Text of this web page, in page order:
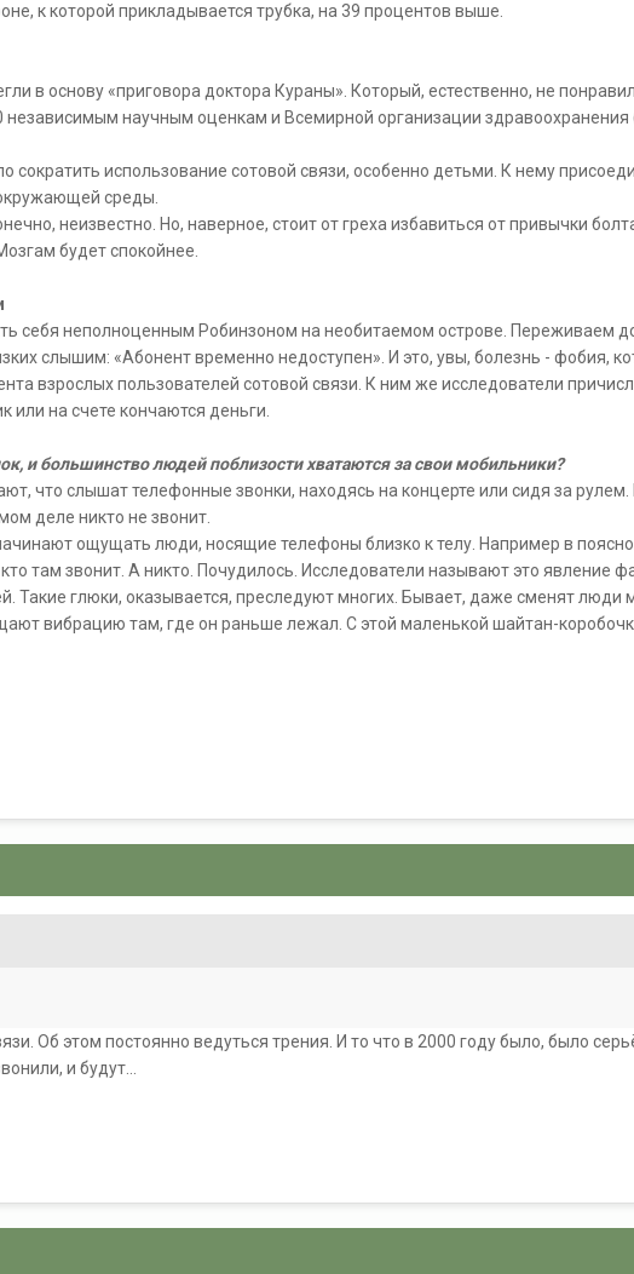
к которой прикладывается трубка, на 39 процентов выше.
в основу «приговора доктора Кураны». Который, естественно, не
независимым научным оценкам и Всемирной организации здравоохранения
сократить использование сотовой связи, особенно детьми. К нему
среды.
неизвестно. Но, наверное, стоит от греха избавиться от привычки
будет спокойнее.
себя неполноценным Робинзоном на необитаемом острове. Переживаем
слышим: «Абонент временно недоступен». И это, увы, болезнь - фобия,
взрослых пользователей сотовой связи. К ним же исследователи
или на счете кончаются деньги.
и большинство людей поблизости хватаются за свои мобильники?
что слышат телефонные звонки, находясь на концерте или сидя за
деле никто не звонит.
ощущать люди, носящие телефоны близко к телу. Например в
там звонит. А никто. Почудилось. Исследователи называют это явление
Такие глюки, оказывается, преследуют многих. Бывает, даже сменят люди
вибрацию там, где он раньше лежал. С этой маленькой шайтан-
Об этом постоянно ведуться трения. И то что в 2000 году было, было
и будут...